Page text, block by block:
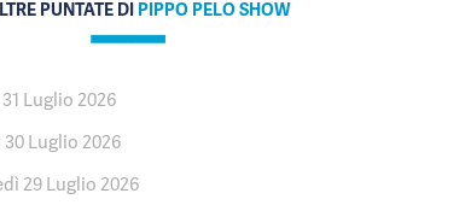
PUNTATE DI PIPPO PELO SHOW
Luglio 2026
Luglio 2026
29 Luglio 2026